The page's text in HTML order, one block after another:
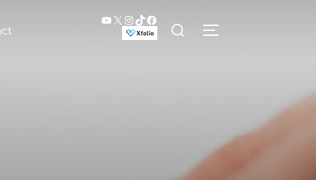
YouTube
X Instagram
TikTokFacebook
サイドバーとナビ